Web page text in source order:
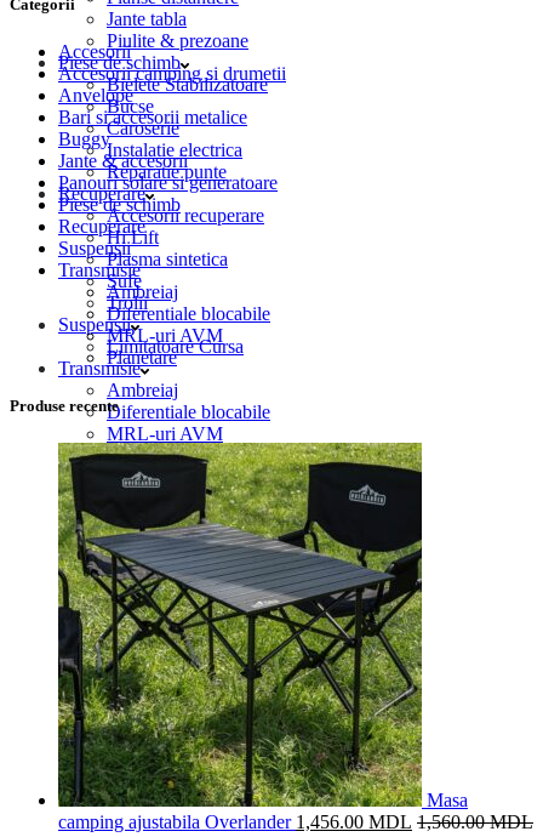
Jante tabla
Piulite & prezoane
Piese de schimb
Bielete Stabilizatoare
Bucse
Caroserie
Instalatie electrica
Reparatie punte
Recuperare
Accesorii recuperare
Hi Lift
Plasma sintetica
Sufe
Trolii
Suspensii
Limitatoare Cursa
Transmisie
Ambreiaj
Diferentiale blocabile
MRL-uri AVM
Planetare
Categorii
Accesorii
Accesorii camping si drumetii
Anvelope
Bari si accesorii metalice
Buggy
Jante & accesorii
Panouri solare si generatoare
Piese de schimb
Recuperare
Suspensii
Transmisie
Ambreiaj
Diferentiale blocabile
MRL-uri AVM
Planetare
Produse recente
Masa
camping ajustabila Overlander 1,456.00 MDL 1,560.00MDL